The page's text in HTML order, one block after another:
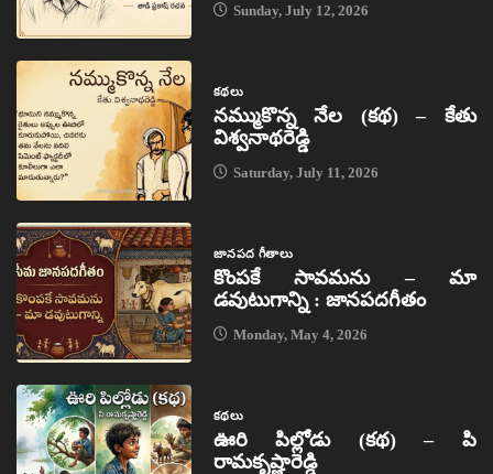
Sunday, July 12, 2026
కథలు
నమ్ముకొన్న నేల (కథ) – కేతు
విశ్వనాథరెడ్డి
Saturday, July 11, 2026
జానపద గీతాలు
కొంపకే సావమను – మా
డవుటుగాన్ని : జానపదగీతం
Monday, May 4, 2026
కథలు
ఊరి పిల్లోడు (కథ) – పి
రామకృష్ణారెడ్డి